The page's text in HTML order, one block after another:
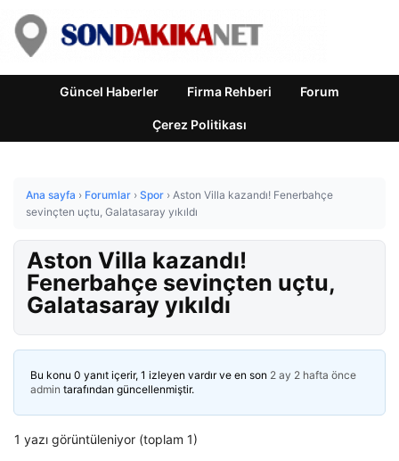
Güncel Haberler Firma Rehberi Forum
Çerez Politikası
Ana sayfa › Forumlar › Spor › Aston Villa kazandı! Fenerbahçe
sevinçten uçtu, Galatasaray yıkıldı
Aston Villa kazandı!
Fenerbahçe sevinçten uçtu,
Galatasaray yıkıldı
Bu konu 0 yanıt içerir, 1 izleyen vardır ve en son 2 ay 2 hafta önce
admin tarafından güncellenmiştir.
1 yazı görüntüleniyor (toplam 1)